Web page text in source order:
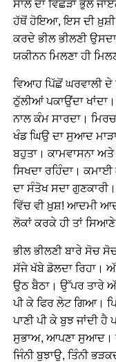
ਸਾਲ ਦਾ ਵਿਛੋੜਾ ਭੁੱਲ
ਹੱਥੋਂ ਹੋਇਆ, ਇਸ ਦੀ ਖ਼ੁਸ਼ੀ
ਕਰਦੇ ਭੀਲ ਭੀਲਣੀ
ਯਕੀਨਨ ਮਿਲਣਾ ਹੀ
ਵਿਆਹ ਪਿੱਛੋਂ ਘਰਵਾਲੀ
ਠੁੱਲੀਆਂ ਪਕਾਉਂਦਾ
ਨਾਲ ਕੰਮ ਸਾਰਦਾ।
ਖੰਡ ਘਿਉ ਦਾ ਸੁਆਦ
ਬਹੁਤਾ। ਕਾਮਵਾਸਨਾ
ਸਿਖਦਾ ਰਹਿੰਦਾ। ਕਮਾਈ
ਦਾ ਸੰਤੋਖ ਸਦਾ
ਵਿੱਚ ਵੀ ਖ਼ੁਸ਼! ਆਦਮੀ
ਲੋਕਾਂ ਕਰਕੇ ਹੀ ਤਾਂ
ਭੀਲ ਭੀਲਣੀ ਬਾਰੇ ਸੋਚ
ਸੱਜੇ ਖੱਬੇ ਡੋਲਦਾ ਰਿਹਾ।
ਉਠ ਬੈਠਾ। ਉੱਪਰ ਤਾਰੇ
ਪੀ ਕੇ ਫਿਰ ਲੇਟ ਗਿਆ।
ਪਾਣੀ ਪੀ ਕੇ ਬੁਝ ਜਾਂਦੀ
ਸੁਭਾਅ, ਆਪਣਾ ਸੁਆਦ।
ਜਿੰਨੀ ਬੁਝਾਉ, ਤਿੰਨੀ